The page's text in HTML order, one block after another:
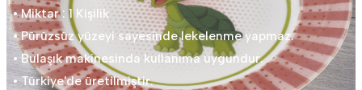
• Miktar : 1 Kişilik
• Pürüzsüz yüzeyi sayesinde lekelenme yapmaz.
• Bulaşık makinesinda kullanıma uygundur.
• Türkiye'de üretilmiştir.